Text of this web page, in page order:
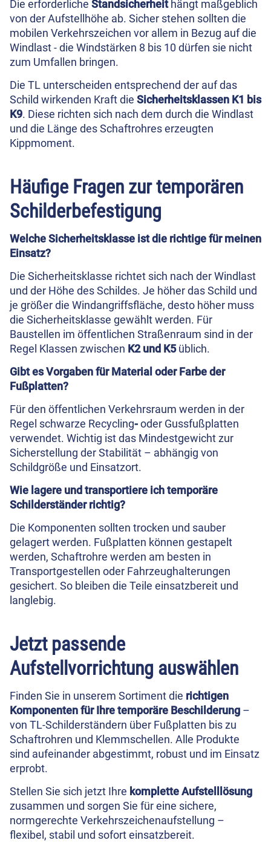
Die erforderliche Standsicherheithängt maßgeblich
von der Aufstellhöhe ab. Sicher stehen sollten die
mobilen Verkehrszeichen vor allem in Bezug auf die
Windlast - die Windstärken 8 bis 10 dürfen sie nicht
zum Umfallen bringen.
Die TL unterscheiden entsprechend der auf das
Schild wirkenden Kraft die Sicherheitsklassen K1 bis
K9. Diese richten sich nach dem durch die Windlast
und die Länge des Schaftrohres erzeugten
Kippmoment.
Häufige Fragen zur temporären
Schilderbefestigung
Welche Sicherheitsklasse ist die richtige für meinen
Einsatz?
Die Sicherheitsklasse richtet sich nach der Windlast
und der Höhe des Schildes. Je höher das Schild und
je größer die Windangriffsfläche, desto höher muss
die Sicherheitsklasse gewählt werden. Für
Baustellen im öffentlichen Straßenraum sind in der
Regel Klassen zwischen K2 und K5üblich.
Gibt es Vorgaben für Material oder Farbe der
Fußplatten?
Für den öffentlichen Verkehrsraum werden in der
Regel schwarze Recycling-oder Gussfußplatten
verwendet. Wichtig ist das Mindestgewicht zur
Sicherstellung der Stabilität – abhängig von
Schildgröße und Einsatzort.
Wie lagere und transportiere ich temporäre
Schilderständer richtig?
Die Komponenten sollten trocken und sauber
gelagert werden. Fußplatten können gestapelt
werden, Schaftrohre werden am besten in
Transportgestellen oder Fahrzeughalterungen
gesichert. So bleiben die Teile einsatzbereit und
langlebig.
Jetzt passende
Aufstellvorrichtung auswählen
Finden Sie in unserem Sortiment die richtigen
Komponenten für Ihre temporäre Beschilderung –
von TL-Schilderständern über Fußplatten bis zu
Schaftrohren und Klemmschellen. Alle Produkte
sind aufeinander abgestimmt, robust und im Einsatz
erprobt.
Stellen Sie sich jetzt Ihre komplette Aufstelllösung
zusammen und sorgen Sie für eine sichere,
normgerechte Verkehrszeichenaufstellung –
flexibel, stabil und sofort einsatzbereit.